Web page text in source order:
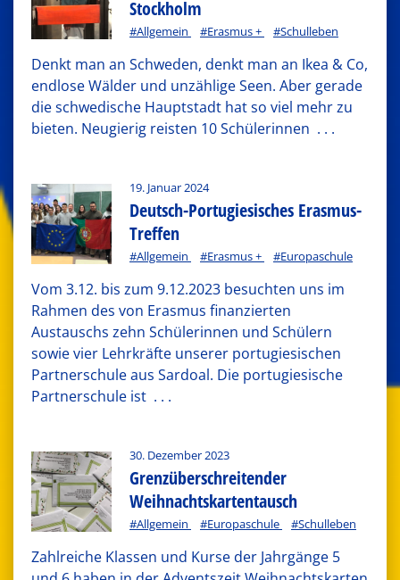
Stockholm
#Allgemein #Erasmus + #Schulleben
Denkt man an Schweden, denkt man an Ikea & Co,
endlose Wälder und unzählige Seen. Aber gerade
die schwedische Hauptstadt hat so viel mehr zu
bieten. Neugierig reisten 10 Schülerinnen . . .
19. Januar 2024
Deutsch-Portugiesisches Erasmus-
Treffen
#Allgemein #Erasmus + #Europaschule
Vom 3.12. bis zum 9.12.2023 besuchten uns im
Rahmen des von Erasmus finanzierten
Austauschs zehn Schülerinnen und Schülern
sowie vier Lehrkräfte unserer portugiesischen
Partnerschule aus Sardoal. Die portugiesische
Partnerschule ist . . .
30. Dezember 2023
Grenzüberschreitender
Weihnachtskartentausch
#Allgemein #Europaschule #Schulleben
Zahlreiche Klassen und Kurse der Jahrgänge 5